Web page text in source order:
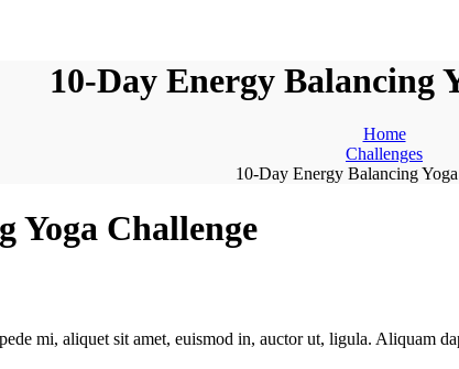
10-Day Energy Balancing
Home
Challenges
10-Day Energy Balancing
Yoga Challenge
mi, aliquet sit amet, euismod in, auctor ut, ligula. Aliquam